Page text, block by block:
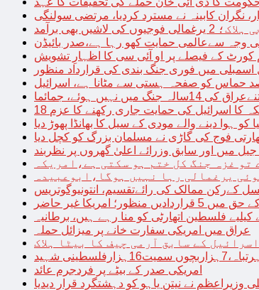
نگران کابینہ نے مسترد کردیا، مرتضی سولنگی
کی وجہ سےعالمی حمایت کھو رہا ہے،صدر بائیڈن
کورٹ کے فیصلے پر او آئی سی کا اظہارِ تشویش
اسمبلی میں فوری جنگ بندی کی قرارداد منظور
حماس کو صفحہ ہستی سے مٹانا ہے، اسرائیل
نہیں ہوئے، جمائما
کا اسرائیل کی حمایت جاری رکھنے کا عزم
کو ہوا دینے والے مودی کے سیل کا بھانڈا پھوڑ دیا
فوج کی گاڑی نے مسلمان بزرگ کو کچل دیا
میں اور سابق وزرائے اعلیٰ گھروں پر نظربند
تو غزہ جنگ کل ختم ہو سکتی ہے،امریکہ
یرغمالی رہا نہیں ہوگا،ابوعبیدہ
کےرکن ممالک کی رائےتقسیم، انتونیوگوتریس
امریکا غیر حاضر
فلسطین اتھارٹی کو منا رہے ہیں، برطانیہ
عراق میں امریکی سفارت خانے پر میزائل حملہ
کے سابق آرمی چیف کا بیٹا ہلاک
امریکی صدر کے بیٹے پر فردجرم عائد
وزیراعظم نے نیتن یاہو کو دہشتگرد قرار دیدیا